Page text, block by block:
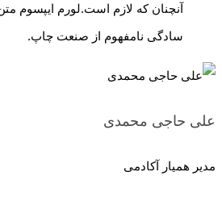
آنچنان که لازم است.لورم ایپسوم
سادگی نامفهوم از صنعت چاپ.
علی حاجی محمدی
مدیر همیار آکادمی